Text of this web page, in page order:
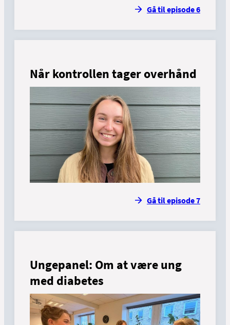
Gå til episode 6
Når kontrollen tager overhånd
Gå til episode 7
Ungepanel: Om at være ung
med diabetes